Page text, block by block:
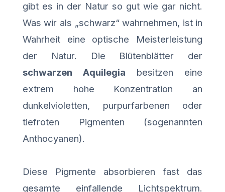
gibt es in der Natur so gut wie gar nicht.
Was wir als „schwarz“ wahrnehmen, ist in
Wahrheit eine optische Meisterleistung
der Natur. Die Blütenblätter der
schwarzen Aquilegia besitzen eine
extrem hohe Konzentration an
dunkelvioletten, purpurfarbenen oder
tiefroten Pigmenten (sogenannten
Anthocyanen).
Diese Pigmente absorbieren fast das
gesamte einfallende Lichtspektrum.